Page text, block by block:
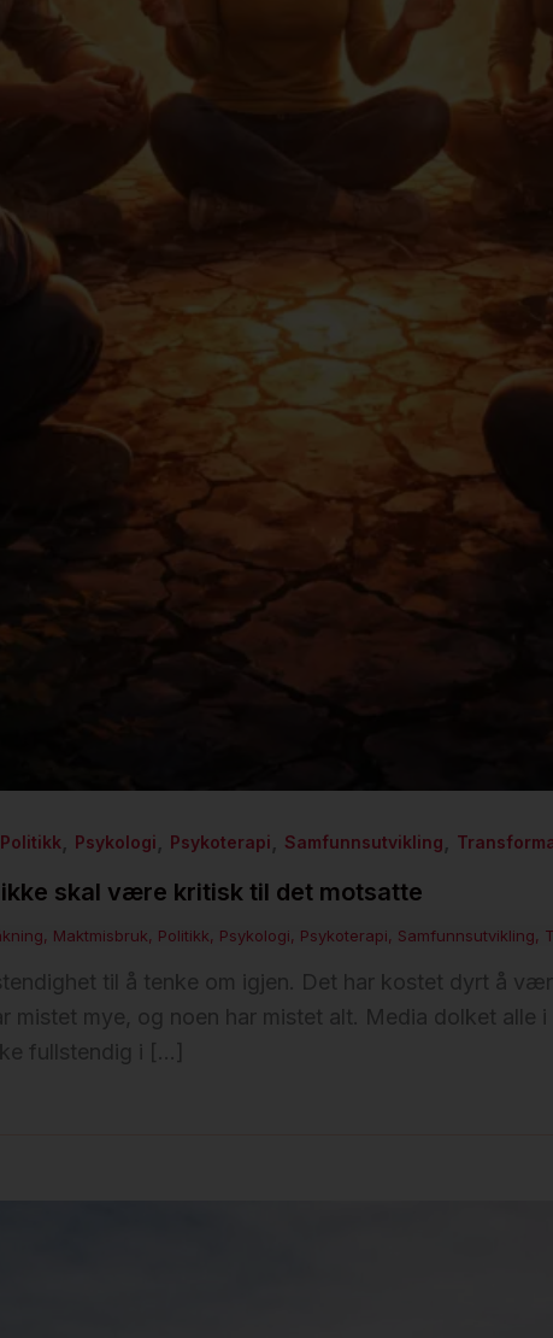
Politikk Psykologi Psykoterapi Samfunnsutvikling
skal være kritisk til det motsatte
, Maktmisbruk, Politikk, Psykologi, Psykoterapi, Samfunnsutvikling,
til å tenke om igjen. Det har kostet dyrt å
mistet mye, og noen har mistet alt. Media dolket alle
fullstendig i […]